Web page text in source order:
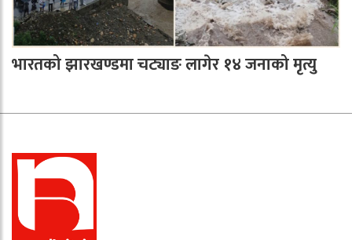
भारतको झारखण्डमा चट्याङ लागेर १४ जनाको मृत्यु